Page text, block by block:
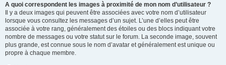
A quoi correspondent les images à proximité de mon nom d’utilisateur ?
Il y a deux images qui peuvent être associées avec votre nom d’utilisateur
lorsque vous consultez les messages d’un sujet. L’une d’elles peut être
associée à votre rang, généralement des étoiles ou des blocs indiquant votre
nombre de messages ou votre statut sur le forum. La seconde image, souvent
plus grande, est connue sous le nom d’avatar et généralement est unique ou
propre à chaque membre.